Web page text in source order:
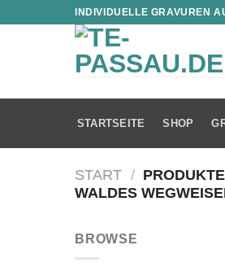
INDIVIDUELLE GRAVUREN
STARTSEITE SHOP
START /
WALDES
BROWSE